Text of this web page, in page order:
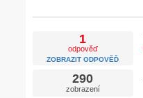
1
odpověď
ZOBRAZIT ODPOVĚĎ
290
zobrazení